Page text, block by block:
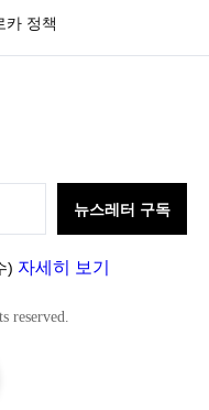
카 정책
뉴스레터 구독
) 자세히 보기
reserved.